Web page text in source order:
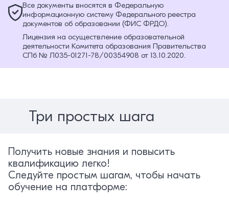
Все документы вносятся в Федеральную
информационную систему Федерального реестра
документов об образовании (ФИС ФРДО).
Лицензия на осуществление образовательной
деятельности Комитета образования Правительства
СПб № Л035-01271-78/00354908 от 13.10.2020.
Три простых шага
Получить новые знания и повысить
квалификацию легко!
Следуйте простым шагам, чтобы начать
обучение на платформе: